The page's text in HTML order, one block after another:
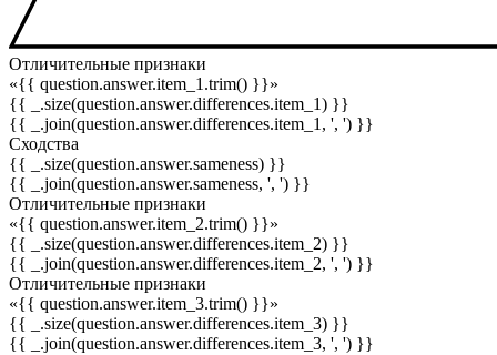
Отличительные признаки
«{{ question.answer.item_1.trim() }}»
{{ _.size(question.answer.differences.item_1) }}
{{ _.join(question.answer.differences.item_1, ', ') }}
Сходства
{{ _.size(question.answer.sameness) }}
{{ _.join(question.answer.sameness, ', ') }}
Отличительные признаки
«{{ question.answer.item_2.trim() }}»
{{ _.size(question.answer.differences.item_2) }}
{{ _.join(question.answer.differences.item_2, ', ') }}
Отличительные признаки
«{{ question.answer.item_3.trim() }}»
{{ _.size(question.answer.differences.item_3) }}
{{ _.join(question.answer.differences.item_3, ', ') }}